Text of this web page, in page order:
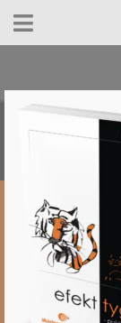
1 czerwca 2026